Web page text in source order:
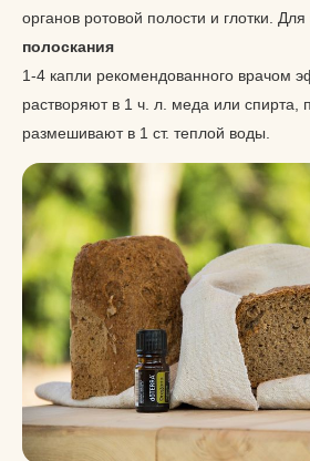
органов ротовой полости и глотки.
полоскания
1-4 капли рекомендованного врачом
растворяют в 1 ч. л. меда или спирта,
размешивают в 1 ст. теплой воды.